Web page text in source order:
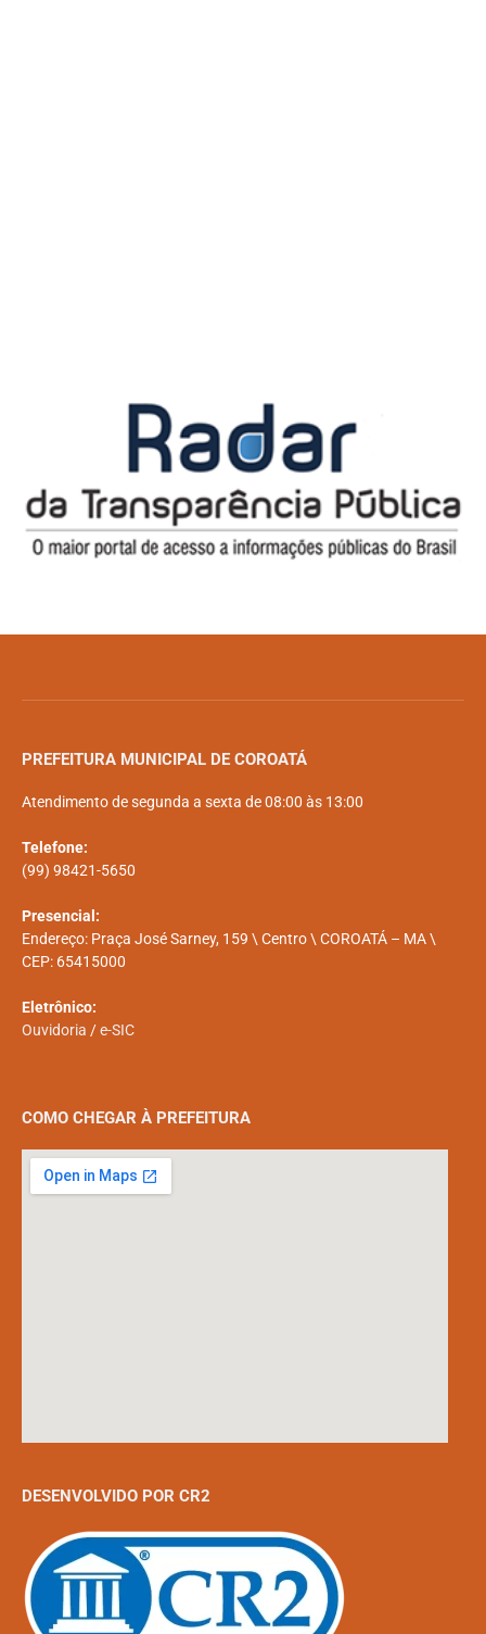
PREFEITURA MUNICIPAL DE COROATÁ
Atendimento de segunda a sexta de 08:00 às 13:00
Telefone:
(99) 98421-5650
Presencial:
Endereço: Praça José Sarney, 159 \ Centro \ COROATÁ – MA \
CEP: 65415000
Eletrônico:
Ouvidoria /e-SIC
COMO CHEGAR À PREFEITURA
DESENVOLVIDO POR CR2